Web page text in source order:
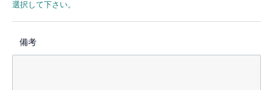
選択して下さい。
備考